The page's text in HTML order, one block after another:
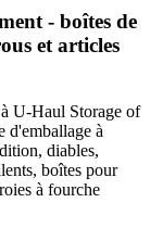
- boîtes de
et articles
U-Haul Storage of
d'emballage à
diables,
boîtes pour
à fourche